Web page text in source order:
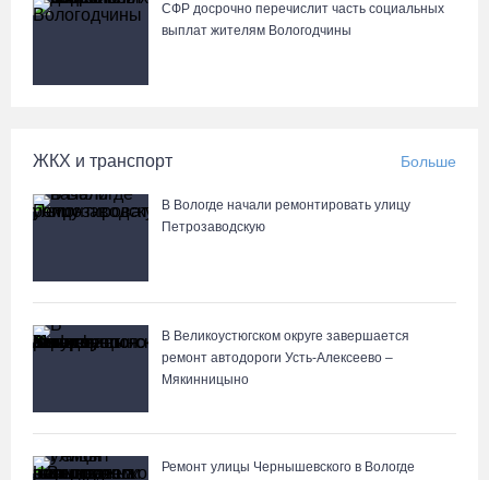
СФР досрочно перечислит часть социальных
выплат жителям Вологодчины
ЖКХ и транспорт Больше
В Вологде начали ремонтировать улицу
Петрозаводскую
В Великоустюгском округе завершается
ремонт автодороги Усть-Алексеево –
Мякинницыно
Ремонт улицы Чернышевского в Вологде